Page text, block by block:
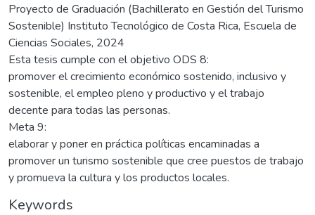
Proyecto de Graduación (Bachillerato en Gestión del Turismo
Sostenible) Instituto Tecnológico de Costa Rica, Escuela de
Ciencias Sociales, 2024
Esta tesis cumple con el objetivo ODS 8:
promover el crecimiento económico sostenido, inclusivo y
sostenible, el empleo pleno y productivo y el trabajo
decente para todas las personas.
Meta 9:
elaborar y poner en práctica políticas encaminadas a
promover un turismo sostenible que cree puestos de trabajo
y promueva la cultura y los productos locales.
Keywords